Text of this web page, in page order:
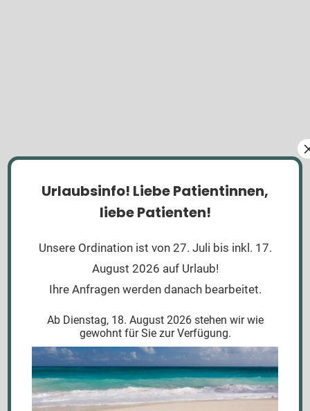
Terminvereinbarung
Wir stehen gerne für Sie zur Verfügung!
zur Terminanfrage
Urlaubsinfo! Liebe Patientinnen,
liebe Patienten!
Unsere Ordination ist von 27. Juli bis inkl. 17.
August 2026 auf Urlaub!
Ihre Anfragen werden danach bearbeitet.
Ab Dienstag, 18. August 2026 stehen wir wie
gewohnt für Sie zur Verfügung.